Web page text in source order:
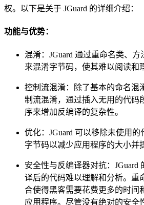
权。以下是关于 JGuard 的详细介绍：
功能与优势：
混淆：JGuard 通过重命名类、
来混淆字节码，使其难以阅读和
控制流混淆：除了基本的命名混
制流混淆，通过插入无用的代码
序来增加反编译的复杂性。
优化：JGuard 可以移除未使用
字节码以减少应用程序的大小并
安全性与反编译器对抗：JGuard
译后的代码难以理解和分析。重
合使得黑客需要花费更多的时间
应用程序。尽管没有绝对的安全